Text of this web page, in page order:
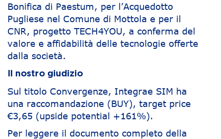
Bonifica di Paestum, per l’Acquedotto
Pugliese nel Comune di Mottola e per il
CNR, progetto TECH4YOU, a conferma del
valore e affidabilità delle tecnologie offerte
dalla società.
Il nostro giudizio
Sul titolo Convergenze, Integrae SIM ha
una raccomandazione (BUY), target price
€3,65 (upside potential +161%).
Per leggere il documento completo della